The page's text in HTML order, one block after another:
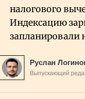
налогового
Индексацию
запланировали
Руслан
Выпускающий